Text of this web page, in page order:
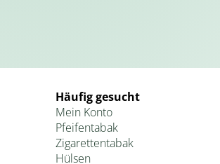
Häufig gesucht
Mein Konto
Pfeifentabak
Zigarettentabak
Hülsen